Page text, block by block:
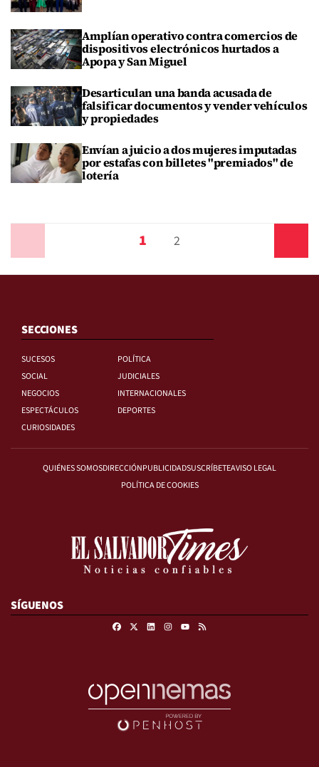
Amplían operativo contra comercios de
dispositivos electrónicos hurtados a
Apopa y San Miguel
Desarticulan una banda acusada de
falsificar documentos y vender vehículos
y propiedades
Envían a juicio a dos mujeres imputadas
por estafas con billetes "premiados" de
lotería
1 2
SECCIONES
SUCESOS
POLÍTICA
SOCIAL
JUDICIALES
NEGOCIOS
INTERNACIONALES
ESPECTÁCULOS
DEPORTES
CURIOSIDADES
QUIÉNES SOMOSDIRECCIÓNPUBLICIDADSUSCRÍBETEAVISO LEGAL
POLÍTICA DE COOKIES
SÍGUENOS
FacebookLinkedinInstagramRSS